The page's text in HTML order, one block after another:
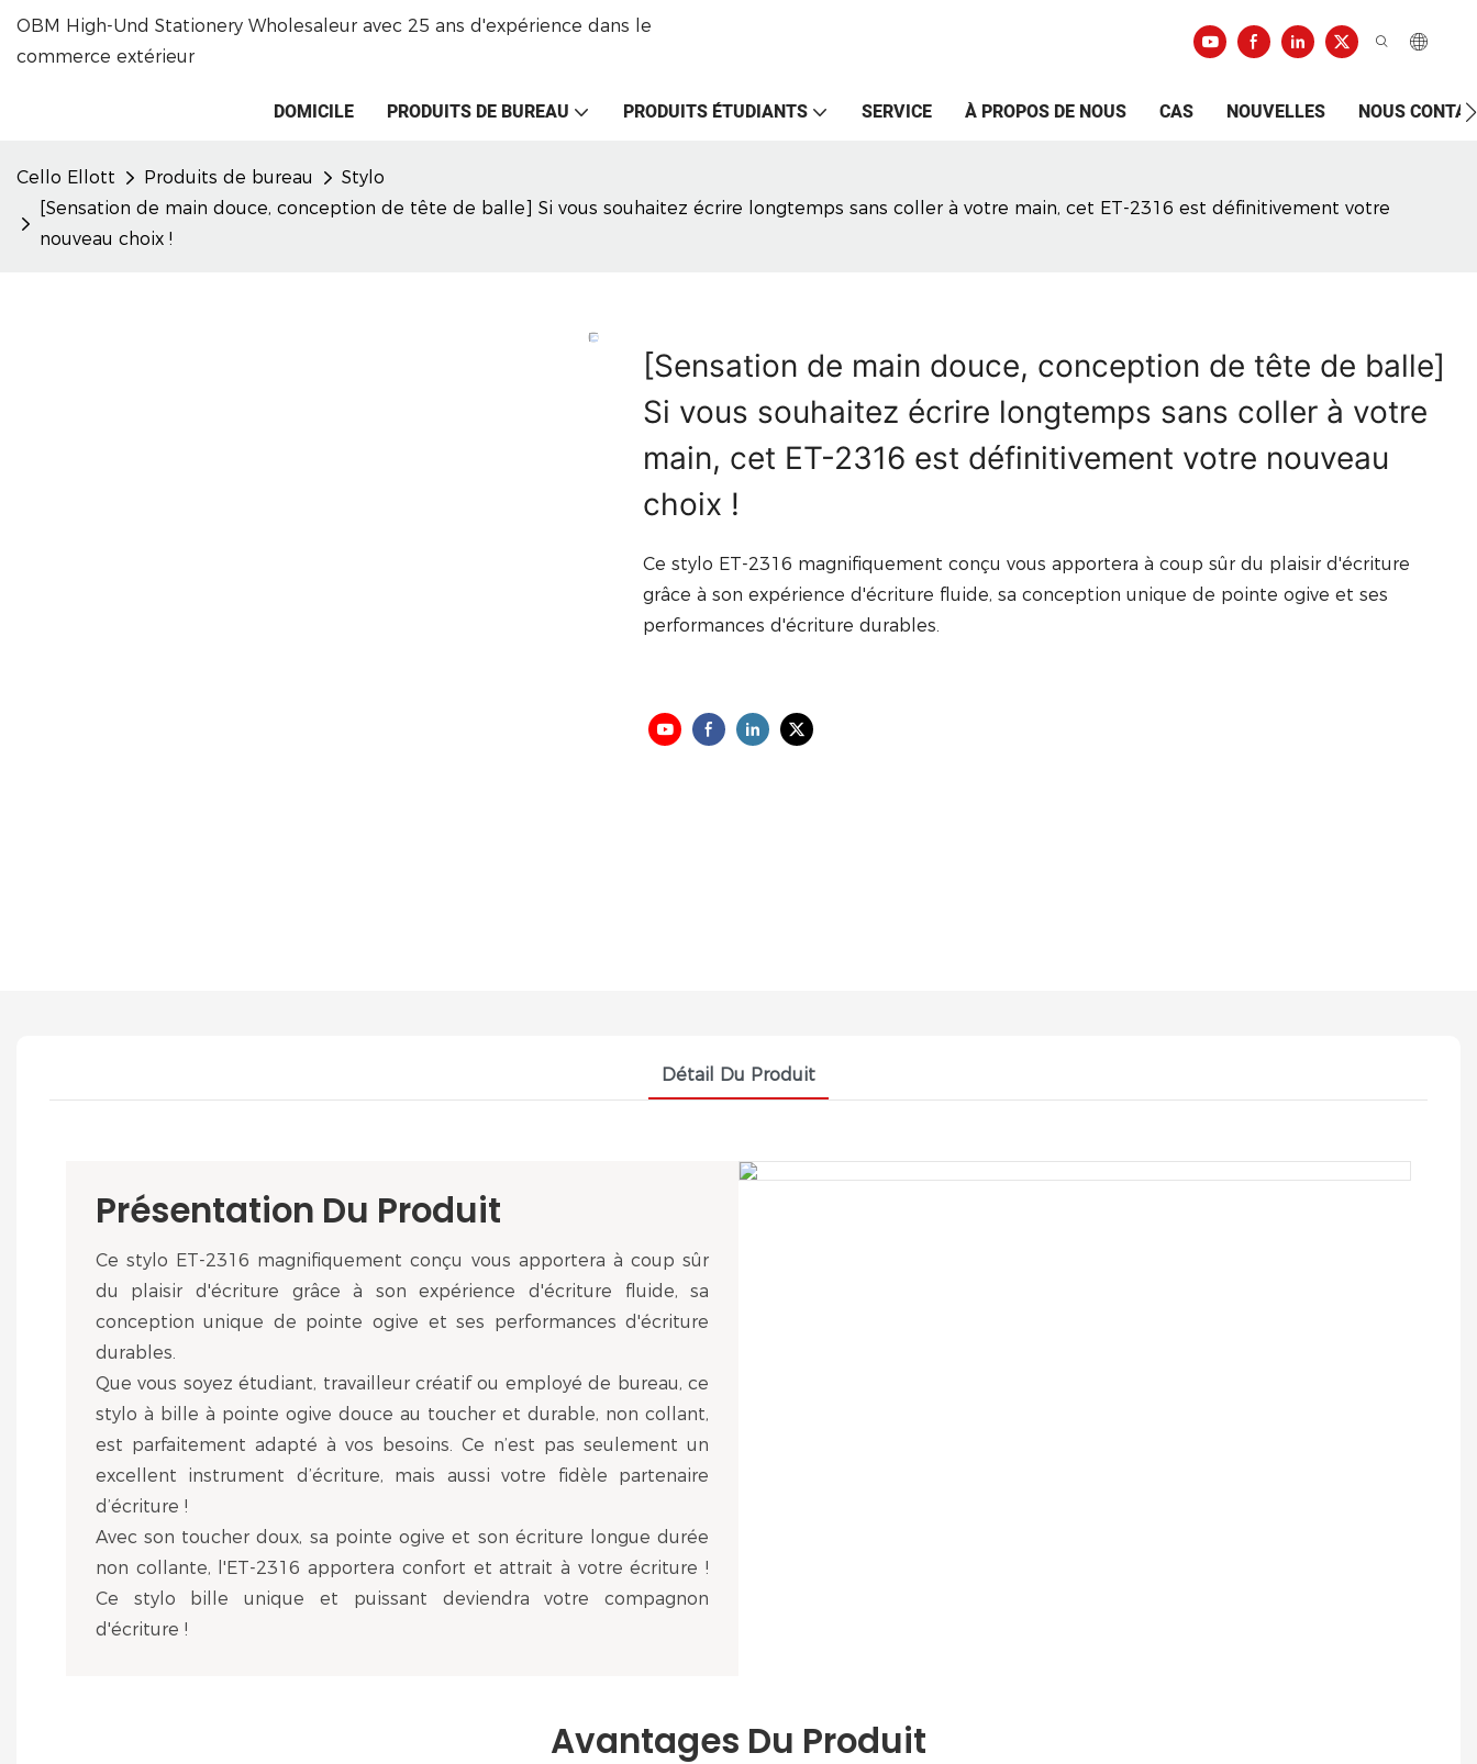
OBM High-Und Stationery Wholesaleur avec 25 ans d'expérience dans le
commerce extérieur
DOMICILE PRODUITS DE BUREAU PRODUITS ÉTUDIANTS SERVICE À PROPOS DE NOUS CAS NOUVELLES NOUS
Cello Ellott Produits de bureau
Stylo
[Sensation de main douce, conception de tête de balle] Si vous souhaitez écrire longtemps sans coller à votre main, cet ET-2316 est définitivement votre
nouveau choix !
[Sensation de main douce, conception de tête de balle]
Si vous souhaitez écrire longtemps sans coller à votre
main, cet ET-2316 est définitivement votre nouveau
choix !
Ce stylo ET-2316 magnifiquement conçu vous apportera à coup sûr du plaisir d'écriture
grâce à son expérience d'écriture fluide, sa conception unique de pointe ogive et ses
performances d'écriture durables.
Détail Du Produit
Présentation Du Produit
Ce stylo ET-2316 magnifiquement conçu vous apportera à coup sûr
du plaisir d'écriture grâce à son expérience d'écriture fluide, sa
conception unique de pointe ogive et ses performances d'écriture
durables.
Que vous soyez étudiant, travailleur créatif ou employé de bureau, ce
stylo à bille à pointe ogive douce au toucher et durable, non collant,
est parfaitement adapté à vos besoins. Ce n’est pas seulement un
excellent instrument d’écriture, mais aussi votre fidèle partenaire
d’écriture !
Avec son toucher doux, sa pointe ogive et son écriture longue durée
non collante, l'ET-2316 apportera confort et attrait à votre écriture !
Ce stylo bille unique et puissant deviendra votre compagnon
d'écriture !
Avantages Du Produit